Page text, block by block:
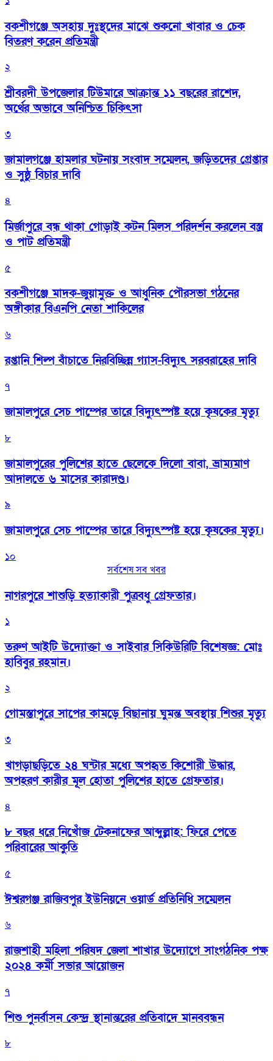
বকশীগঞ্জে অসহায় দুঃস্থদের মাঝে শুকনো খাবার ও চেক
বিতরণ করেন প্রতিমন্ত্রী
২
শ্রীবরদী উপজেলার টিউমারে আক্রান্ত ১১ বছরের রাশেদ,
অর্থের অভাবে অনিশ্চিত চিকিৎসা
৩
জামালগঞ্জে হামলার ঘটনায় সংবাদ সম্মেলন, জড়িতদের গ্রেপ্তার
ও সুষ্ঠু বিচার দাবি
৪
মির্জাপুরে বন্ধ থাকা গোড়াই কটন মিলস পরিদর্শন করলেন বস্ত্র
ও পাট প্রতিমন্ত্রী
৫
বকশীগঞ্জে মাদক-জুয়ামুক্ত ও আধুনিক পৌরসভা গঠনের
অঙ্গীকার বিএনপি নেতা শাকিলের
৬
রপ্তানি শিল্প বাঁচাতে নিরবিচ্ছিন্ন গ্যাস-বিদ্যুৎ সরবরাহের দাবি
৭
জামালপুরে সেচ পাম্পের তারে বিদ্যুৎস্পষ্ট হয়ে কৃষকের মৃত্যু
৮
জামালপুরের পুলিশের হাতে ছেলেকে দিলো বাবা, ভ্রাম্যমাণ
আদালতে ৬ মাসের কারাদণ্ড।
৯
জামালপুরে সেচ পাম্পের তারে বিদ্যুৎস্পষ্ট হয়ে কৃষকের মৃত্যু।
১০
সর্বশেষ সব খবর
নাগরপুরে শাশুড়ি হত্যাকারী পুত্রবধু গ্রেফতার।
১
তরুণ আইটি উদ্যোক্তা ও সাইবার সিকিউরিটি বিশেষজ্ঞ: মোঃ
হাবিবুর রহমান।
২
গোমস্তাপুরে সাপের কামড়ে বিছানায় ঘুমন্ত অবস্থায় শিশুর মৃত্যু
৩
খাগড়াছড়িতে ২৪ ঘন্টার মধ্যে অপহৃত কিশোরী উদ্ধার,
অপহরণ কারীর মূল হোতা পুলিশের হাতে গ্রেফতার।
৪
৮ বছর ধরে নিখোঁজ টেকনাফের আব্দুল্লাহ: ফিরে পেতে
পরিবারের আকুতি
৫
ঈশ্বরগঞ্জ রাজিবপুর ইউনিয়নে ওয়ার্ড প্রতিনিধি সম্মেলন
৬
রাজশাহী মহিলা পরিষদ জেলা শাখার উদ্যোগে সাংগঠনিক পক্ষ
২০২৪ কর্মী সভার আয়োজন
৭
শিশু পুনর্বাসন কেন্দ্র স্থানান্তরের প্রতিবাদে মানববন্ধন
৮